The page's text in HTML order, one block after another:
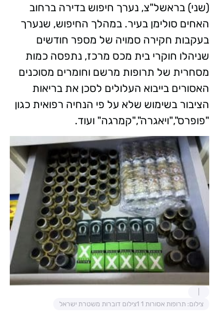
(שני) בראשל"צ, נערך חיפוש בדירה ברחוב
האחים סולימן בעיר. במהלך החיפוש, שנערך
בעקבות חקירה סמויה של מספר חודשים
שניהלו חוקרי בית מכס מרכז, נתפסה כמות
מסחרית של תרופות מרשם וחומרים מסוכנים
האסורים בייבוא העלולים לסכן את בריאות
הציבור בשימוש שלא על פי הנחיה רפואית כגון
"פופרס","ויאגרה","קמרגה" ועוד.
צילום: תרופות אסורות 1 1צילום דוברות משטרת ישראל